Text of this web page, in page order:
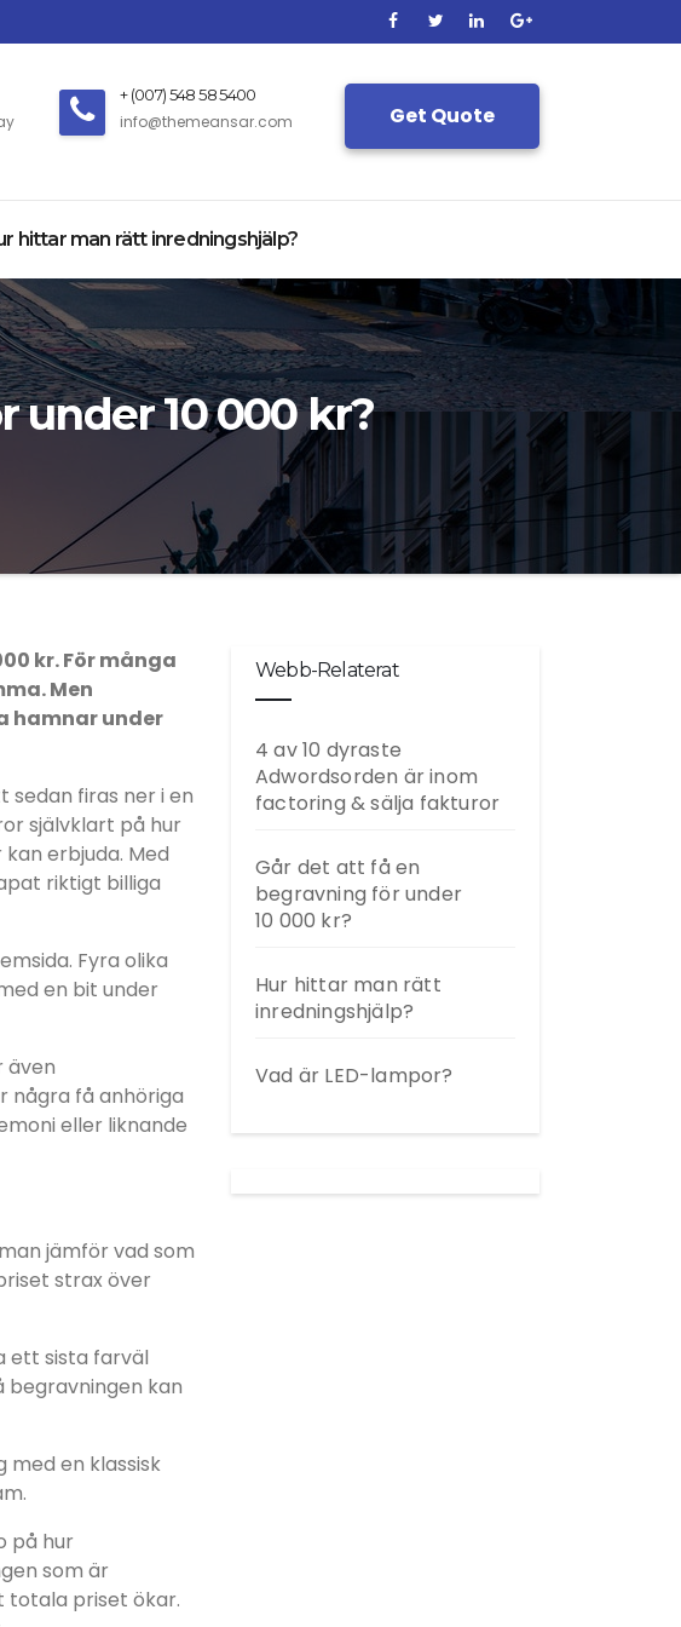
+ (007) 548 58 5400
info@themeansar.com Get Quote
hittar man rätt inredningshjälp?
under 10 000 kr?
kr. För många
Men
hamnar under
sedan firas ner i en
självklart på hur
erbjuda. Med
riktigt billiga
Fyra olika
en bit under
även
några få anhöriga
eller liknande
jämför vad som
strax över
ett sista farväl
kan
en klassisk
på hur
som är
totala priset ökar.
Webb-Relaterat
4 av 10 dyraste
Adwordsorden är inom
factoring & sälja fakturor
Går det att få en
begravning för under
10 000 kr?
Hur hittar man rätt
inredningshjälp?
Vad är LED-lampor?